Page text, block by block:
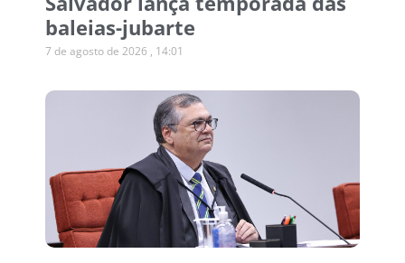
baleias-jubarte
7 de agosto de 2026 14:01